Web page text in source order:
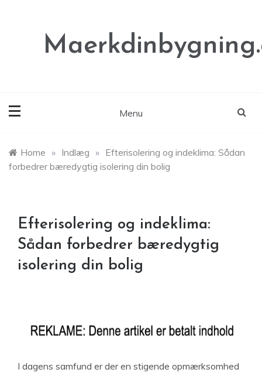
Menu
Home » Indlæg » Efterisolering og indeklima: Sådan
forbedrer bæredygtig isolering din bolig
Efterisolering og indeklima:
Sådan forbedrer bæredygtig
isolering din bolig
I dagens samfund er der en stigende opmærksomhed